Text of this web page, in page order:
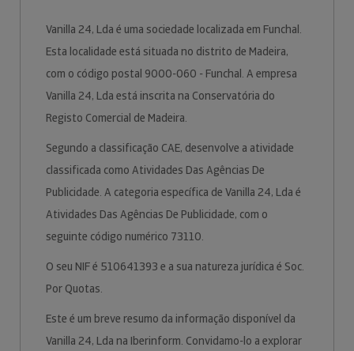
Vanilla 24, Lda é uma sociedade localizada em Funchal.
Esta localidade está situada no distrito de Madeira,
com o código postal 9000-060 - Funchal. A empresa
Vanilla 24, Lda está inscrita na Conservatória do
Registo Comercial de Madeira.
Segundo a classificação CAE, desenvolve a atividade
classificada como Atividades Das Agências De
Publicidade. A categoria específica de Vanilla 24, Lda é
Atividades Das Agências De Publicidade, com o
seguinte código numérico 73110.
O seu NIF é 510641393 e a sua natureza jurídica é Soc.
Por Quotas.
Este é um breve resumo da informação disponível da
Vanilla 24, Lda na Iberinform. Convidamo-lo a explorar